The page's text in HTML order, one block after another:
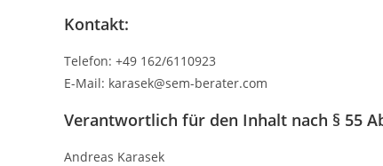
Kontakt:
Telefon: +49 162/6110923
E-Mail: karasek@sem-berater.com
Verantwortlich für den Inhalt nach § 55
Andreas Karasek